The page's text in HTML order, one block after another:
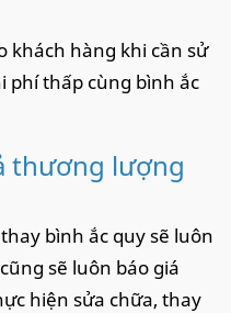
khách hàng khi cần sử
phí thấp cùng bình ắc
thương lượng
bình ắc quy sẽ luôn
sẽ luôn báo giá
hiện sửa chữa, thay